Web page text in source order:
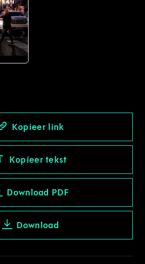
Kopieer link
Kopieer tekst
Download PDF
Download